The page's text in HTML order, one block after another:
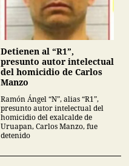
Detienen al “R1”,
presunto autor intelectual
del homicidio de Carlos
Manzo
Ramón Ángel “N”, alias “R1”,
presunto autor intelectual del
homicidio del exalcalde de
Uruapan, Carlos Manzo, fue
detenido